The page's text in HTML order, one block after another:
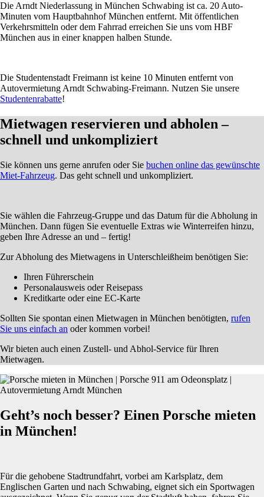
Die Arndt Niederlassung in München Schwabing ist ca. 20 Auto-
Minuten vom Hauptbahnhof München entfernt. Mit öffentlichen
Verkehrsmitteln oder dem Fahrrad erreichen Sie uns vom HBF
München aus in einer knappen halben Stunde.
Die Studentenstadt Freimann ist keine 10 Minuten entfernt von
Autovermietung Arndt Schwabing-Freimann. Nutzen Sie unsere
Studentenrabatte!
Mietwagen reservieren und abholen –
schnell und unkompliziert
Sie können uns gerne anrufen oder Sie buchen online das gewünschte
Miet-Fahrzeug. Das geht schnell und unkompliziert.
Sie wählen die Fahrzeug-Gruppe und das Datum für die Abholung in
München. Dann fügen Sie eventuelle Extras wie Winterreifen hinzu,
geben Ihre Adresse an und – fertig!
Zur Abholung des Mietwagens in Unterschleißheim benötigen Sie:
Ihren Führerschein
Personalausweis oder Reisepass
Kreditkarte oder eine EC-Karte
Sollten Sie spontan einen Mietwagen in München benötigten, rufen
Sie uns einfach an oder kommen vorbei!
Wir bieten auch einen Zustell- und Abhol-Service für Ihren
Mietwagen.
Geht’s noch besser? Einen Porsche mieten
in München!
Für die gehobene Stadtrundfahrt, vorbei am Karlsplatz, dem
Englischen Garten und nach Schwabing, eignet sich ein Sportwagen